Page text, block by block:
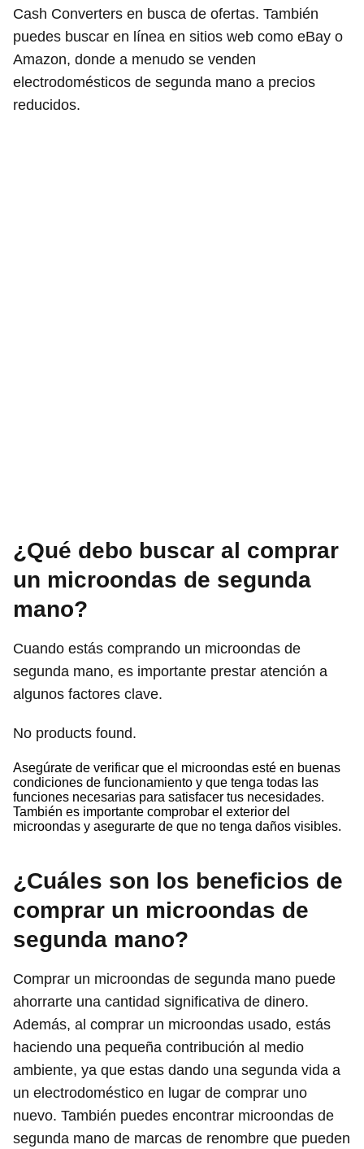
Cash Converters en busca de ofertas. También
puedes buscar en línea en sitios web como eBay o
Amazon, donde a menudo se venden
electrodomésticos de segunda mano a precios
reducidos.
¿Qué debo buscar al comprar
un microondas de segunda
mano?
Cuando estás comprando un microondas de
segunda mano, es importante prestar atención a
algunos factores clave.
No products found.
Asegúrate de verificar que el microondas esté en buenas
condiciones de funcionamiento y que tenga todas las
funciones necesarias para satisfacer tus necesidades.
También es importante comprobar el exterior del
microondas y asegurarte de que no tenga daños visibles.
¿Cuáles son los beneficios de
comprar un microondas de
segunda mano?
Comprar un microondas de segunda mano puede
ahorrarte una cantidad significativa de dinero.
Además, al comprar un microondas usado, estás
haciendo una pequeña contribución al medio
ambiente, ya que estas dando una segunda vida a
un electrodoméstico en lugar de comprar uno
nuevo. También puedes encontrar microondas de
segunda mano de marcas de renombre que pueden